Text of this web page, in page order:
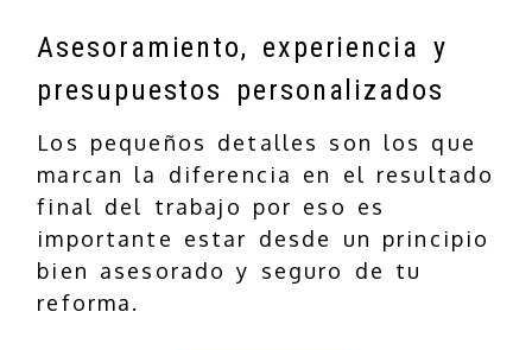
Asesoramiento, experiencia y
presupuestos personalizados
Los pequeños detalles son los que
marcan la diferencia en el resultado
final del trabajo por eso es
importante estar desde un principio
bien asesorado y seguro de tu
reforma.